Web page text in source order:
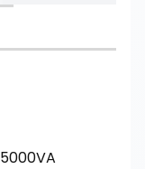
5000VA